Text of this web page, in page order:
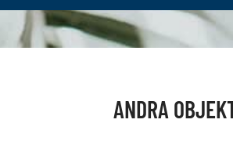
ANDRA